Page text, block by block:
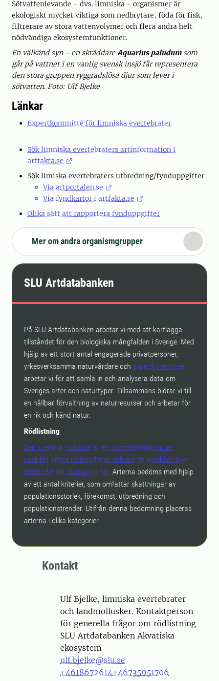
Sötvattenlevande - dvs. limniska - organismer är
ekologiskt mycket viktiga som nedbrytare, föda för fisk,
filtrerare av stora vattenvolymer och flera andra helt
nödvändiga ekosystemfunktioner.
En välkänd syn - en skräddareAquarius paludum som
går på vattnet i en vanlig svensk insjö får representera
den stora gruppen ryggradslösa djur som lever i
sötvatten. Foto: Ulf Bjelke
Länkar
Expertkommitté för limniska evertebrater
Sök limniska evertebraters artinformation i
artfakta.se
Sök limiska evertebraters utbredning/fynduppgifter
Via artportalen.se
Via fyndkartor i artfakta.se
Olika sätt att rapportera fynduppgifter
Mer om andra organismgrupper
SLU Artdatabanken
På SLU Artdatabanken arbetar vi med att kartlägga
tillståndet för den biologiska mångfalden i Sverige. Med
hjälp av ett stort antal engagerade privatpersoner,
yrkesverksamma naturvårdare och expertkommittéer
arbetar vi för att samla in och analysera data om
Sveriges arter och naturtyper. Tillsammans bidrar vi till
en hållbar förvaltning av naturresurser och arbetar för
en rik och känd natur.
Rödlistning
Den svenska rödlistan är en sammanställning av
enskilda arters utdöenderisk och ger en överblick över
tillståndet för Sveriges arter. Arterna bedöms med hjälp
av ett antal kriterier, som omfattar skattningar av
populationsstorlek, förekomst, utbredning och
populationstrender. Utifrån denna bedömning placeras
arterna i olika kategorier.
Kontakt
PersonUlf Bjelke, limniska evertebrater
och landmollusker. Kontaktperson
för generella frågor om rödlistning
SLU Artdatabanken Akvatiska
ekosystem
ulf.bjelke@slu.se
+4618672614+46735951706